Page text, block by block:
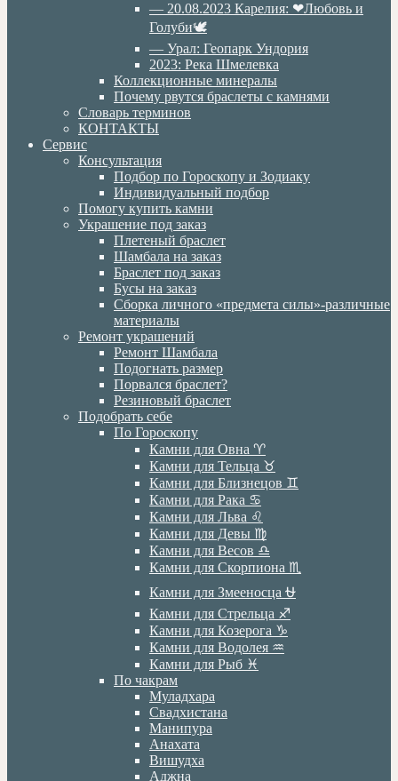
— 20.08.2023 Карелия: ❤Любовь и
Голуби🕊
— Урал: Геопарк Ундория
2023: Река Шмелевка
Коллекционные минералы
Почему рвутся браслеты с камнями
Словарь терминов
КОНТАКТЫ
Сервис
Консультация
Подбор по Гороскопу и Зодиаку
Индивидуальный подбор
Помогу купить камни
Украшение под заказ
Плетеный браслет
Шамбала на заказ
Браслет под заказ
Бусы на заказ
Сборка личного «предмета силы»-различные
материалы
Ремонт украшений
Ремонт Шамбала
Подогнать размер
Порвался браслет?
Резиновый браслет
Подобрать себе
По Гороскопу
Камни для Овна ♈️
Камни для Тельца ♉️
Камни для Близнецов ♊️
Камни для Рака ♋️
Камни для Льва ♌️
Камни для Девы ♍️
Камни для Весов ♎️
Камни для Скорпиона ♏️
Камни для Змееносца ⛎
Камни для Стрельца ♐️
Камни для Козерога ♑️
Камни для Водолея ♒️
Камни для Рыб ♓️
По чакрам
Муладхара
Свадхистана
Манипура
Анахата
Вишудха
Аджна